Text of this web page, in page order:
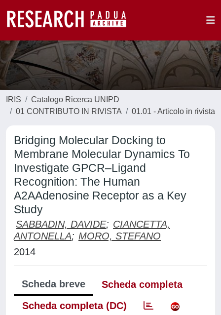
IRIS
Catalogo Ricerca UNIPD
01 CONTRIBUTO IN RIVISTA
01.01 - Articolo in rivista
Bridging Molecular Docking to
Membrane Molecular Dynamics To
Investigate GPCR–Ligand
Recognition: The Human
A2AAdenosine Receptor as a Key
Study
SABBADIN, DAVIDE; CIANCETTA,
ANTONELLA; MORO, STEFANO
2014
Scheda breve
Scheda completa
Scheda completa (DC)